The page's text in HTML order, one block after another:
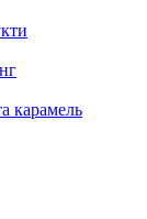
карамель